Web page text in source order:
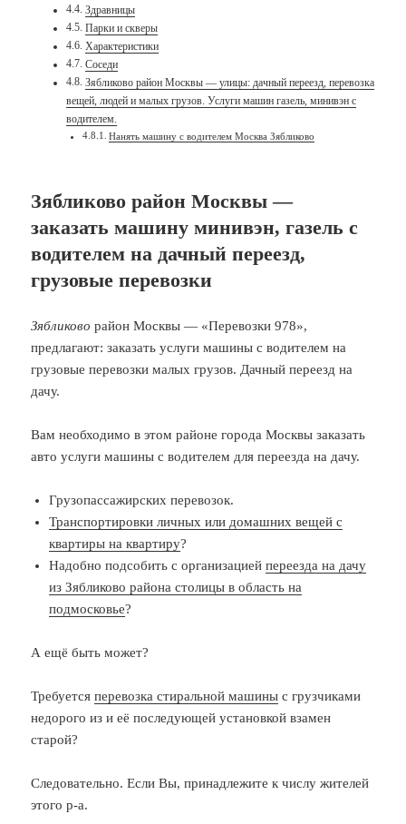
Здравницы
Парки и скверы
Характеристики
Соседи
Зябликово район Москвы — улицы: дачный переезд, перевозка
вещей, людей и малых грузов. Услуги машин газель, минивэн с
водителем.
Нанять машину с водителем Москва Зябликово
Зябликово район Москвы —
заказать машину минивэн, газель с
водителем на дачный переезд,
грузовые перевозки
Зябликово район Москвы — «Перевозки 978»,
предлагают: заказать услуги машины с водителем на
грузовые перевозки малых грузов. Дачный переезд на
дачу.
Вам необходимо в этом районе города Москвы заказать
авто услуги машины с водителем для переезда на дачу.
Грузопассажирских перевозок.
Транспортировки личных или домашних вещей с
квартиры на квартиру?
Надобно подсобить с организациейпереезда на дачу
из Зябликово района столицы в область на
подмосковье?
А ещё быть может?
Требуетсяперевозка стиральной машины с грузчиками
недорого из и её последующей установкой взамен
старой?
Следовательно. Если Вы, принадлежите к числу жителей
этого р-а.